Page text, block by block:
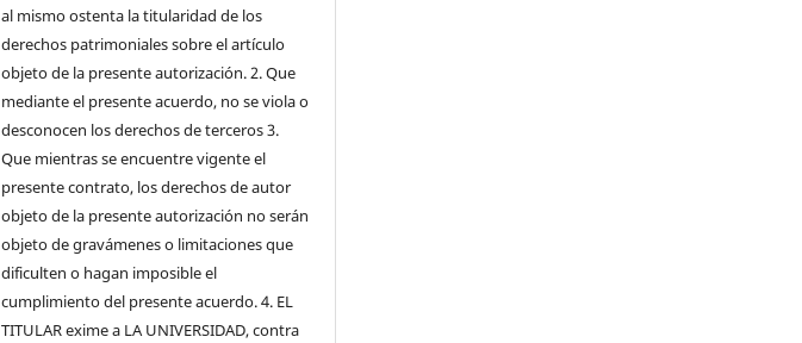
al mismo ostenta la titularidad de los
derechos patrimoniales sobre el artículo
objeto de la presente autorización. 2. Que
mediante el presente acuerdo, no se viola o
desconocen los derechos de terceros 3.
Que mientras se encuentre vigente el
presente contrato, los derechos de autor
objeto de la presente autorización no serán
objeto de gravámenes o limitaciones que
dificulten o hagan imposible el
cumplimiento del presente acuerdo. 4. EL
TITULAR exime a LA UNIVERSIDAD, contra